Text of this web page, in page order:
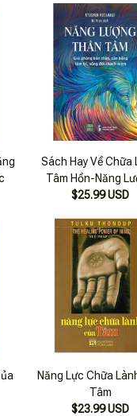
Sách Hay Về Chữa
Tâm Hồn-Năng
Thân Tâm
$25.99 USD
Năng Lực Chữa
Tâm
$23.99 USD